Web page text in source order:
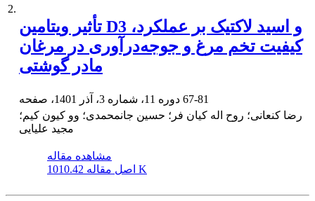
2.
تأثیر ویتامین D3 و اسید لاکتیک بر عملکرد،
کیفیت تخم‌ مرغ و جوجه‌درآوری در مرغان
مادر گوشتی
67-81
رضا کنعانی؛ روح اله کیان فر؛ حسین جانمحمدی؛ وو کیون کیم؛
مجید علیایی
مشاهده مقاله
اصل مقاله 1010.42 K